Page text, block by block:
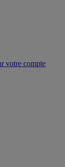
votre compte